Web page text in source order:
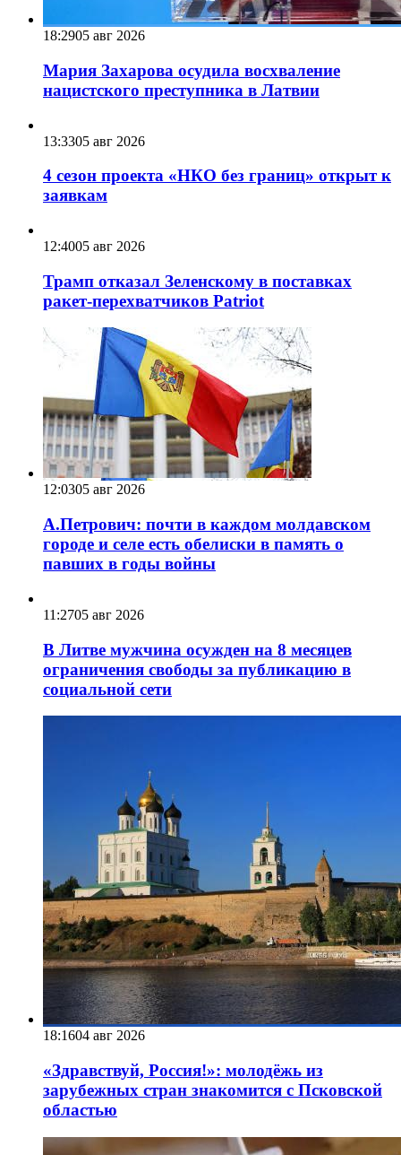
18:2905 авг 2026
Мария Захарова осудила восхваление
нацистского преступника в Латвии
13:3305 авг 2026
4 сезон проекта «НКО без границ» открыт к
заявкам
12:4005 авг 2026
Трамп отказал Зеленскому в поставках
ракет-перехватчиков Patriot
12:0305 авг 2026
А.Петрович: почти в каждом молдавском
городе и селе есть обелиски в память о
павших в годы войны
11:2705 авг 2026
В Литве мужчина осужден на 8 месяцев
ограничения свободы за публикацию в
социальной сети
18:1604 авг 2026
«Здравствуй, Россия!»: молодёжь из
зарубежных стран знакомится с Псковской
областью